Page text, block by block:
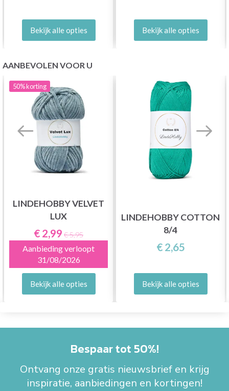
Bekijk alle opties Bekijk alle opties
AANBEVOLEN VOOR U
50%korting
LINDEHOBBY VELVET
LUX
€ 2,99 € 5,95
Aanbieding verloopt
31/08/2026
Bekijk alle opties
LINDEHOBBY COTTON
8/4
€ 2,65
Bekijk alle opties
Bespaar tot 50%!
Ontvang onze gratis nieuwsbrief en krijg
inspiratie, aanbiedingen en kortingen!